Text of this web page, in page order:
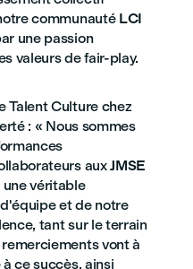
communauté LCI
une passion
valeurs de fair-play.
Talent Culture chez
: « Nous sommes
auxJMSE
véritable
et de notre
tant sur le terrain
vont à
ce succès, ainsi